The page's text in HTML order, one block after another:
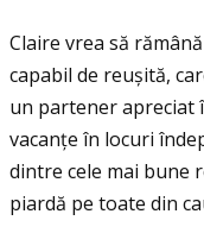
Claire vrea să
capabil de reușită,
un partener apreciat
vacanţe în locuri
dintre cele mai bune
piardă pe toate din